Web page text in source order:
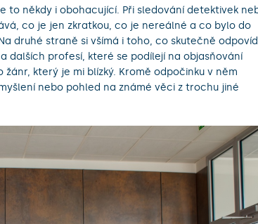
to někdy i obohacující. Při sledování detektivek
co je jen zkratkou, co je nereálné a co bylo do
druhé straně si všímá i toho, co skutečně
dalších profesí, které se podílejí na objasňování
který je mi blízký. Kromě odpočinku v něm
nebo pohled na známé věci z trochu jiné